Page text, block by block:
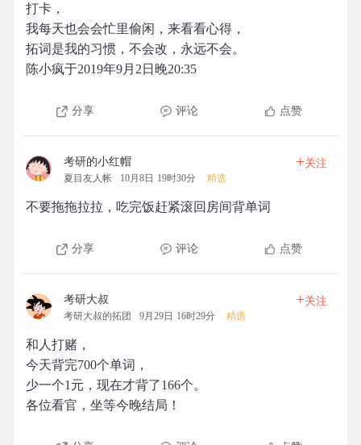
打卡，
我每天也会会忙里偷闲，来看看心得，
拓词是我的习惯，不会改，永远不会。
陈小疯于2019年9月2日晚20:35
分享 评论 点赞
考研的小红帽
夏目友人帐 10月8日 19时30分 精选
+关注
不要拖拖拉拉，吃完饭赶紧滚回房间背单词
分享 评论 点赞
考研大叔
考研大叔的拓团 9月29日 16时29分 精选
+关注
和人打赌，
今天背完700个单词，
少一个1元，现在才背了166个。
各位看官，坐等今晚结局！